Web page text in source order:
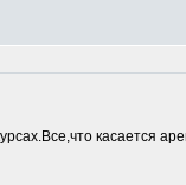
касается